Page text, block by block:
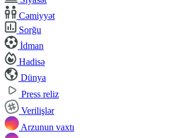
Cəmiyyət
Sorğu
İdman
Hadisə
Dünya
Press reliz
Verilişlər
Arzunun vaxtı